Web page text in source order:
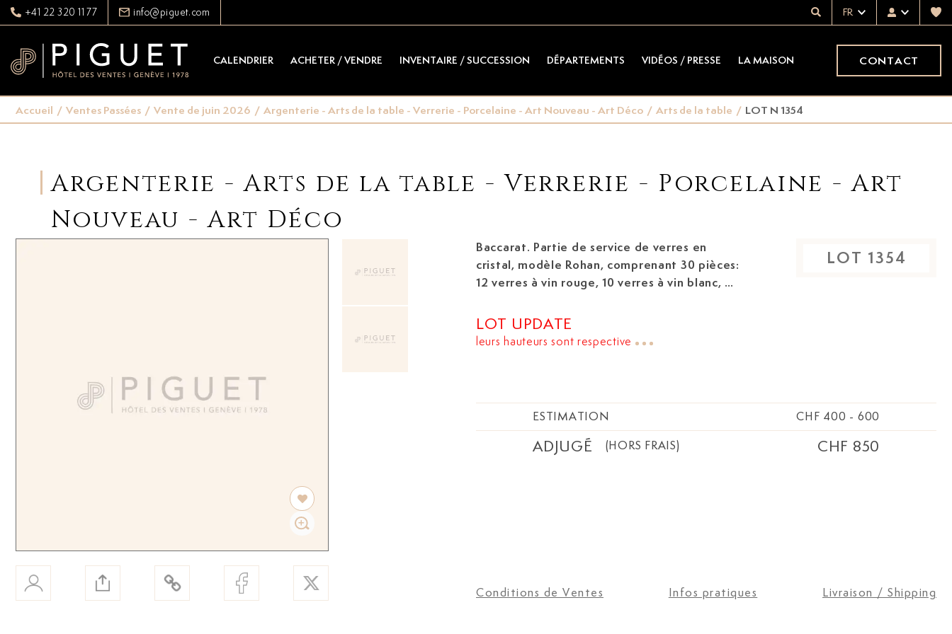
+41 22 320 11 77 info@piguet.com FR
CALENDRIER ACHETER / VENDRE INVENTAIRE / SUCCESSION DÉPARTEMENTS VIDÉOS / PRESSE LA MAISON CONTACT
Accueil / Ventes Passées / Vente de juin 2026 / Argenterie - Arts de la table - Verrerie - Porcelaine - Art Nouveau - Art Déco / Arts de la table / LOT N 1354
Argenterie - Arts de la table - Verrerie - Porcelaine - Art
Nouveau - Art Déco
Baccarat. Partie de service de verres en
cristal, modèle Rohan, comprenant 30 pièces:
12 verres à vin rouge, 10 verres à vin blanc, 8
LOT 1354
LOT UPDATE
leurs hauteurs sont respective
ESTIMATION CHF 400 - 600
ADJUGÉ (HORS FRAIS) CHF 850
Conditions de Ventes Infos pratiques Livraison / Shipping